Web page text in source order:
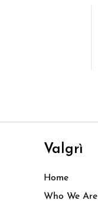
Valgrì
Home
Who We Are